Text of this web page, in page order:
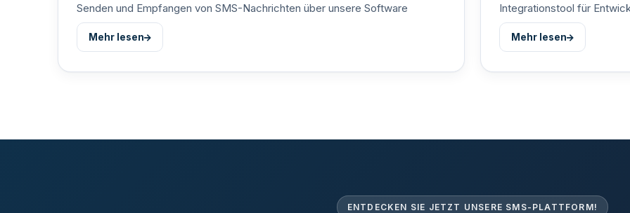
Senden und Empfangen von SMS-Nachrichten über unsere Software
Mehr lesen
Integrationstool für
Mehr lesen
ENTDECKEN SIE JETZT UNSERE SMS-PLATTFORM!